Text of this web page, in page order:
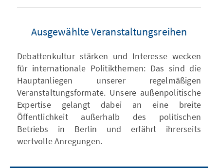
Ausgewählte Veranstaltungsreihen
Debattenkultur stärken und Interesse wecken
für internationale Politikthemen: Das sind die
Hauptanliegen unserer regelmäßigen
Veranstaltungsformate. Unsere außenpolitische
Expertise gelangt dabei an eine breite
Öffentlichkeit außerhalb des politischen
Betriebs in Berlin und erfährt ihrerseits
wertvolle Anregungen.